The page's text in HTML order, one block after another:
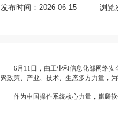
发布时间：2026-06-15 浏览
6月11日，由工业和信息化部网络
聚政策、产业、技术、生态多方力量，
作为中国操作系统核心力量，麒麟